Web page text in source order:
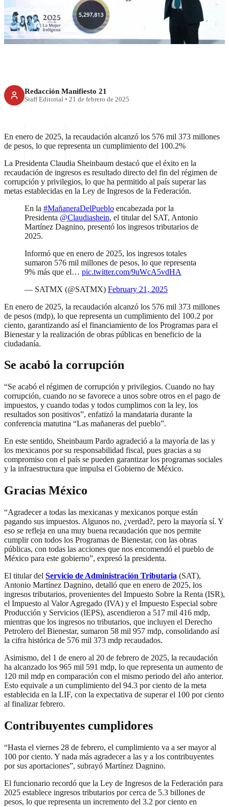
a régimen de no corrupción
Redacción Manifiesto 21
Staff Editorial • 21 de febrero de 2025
En enero de 2025, la recaudación alcanzó los 576 mil 373 millones
de pesos, lo que representa un cumplimiento del 100.2%
La Presidenta Claudia Sheinbaum destacó que el éxito en la
recaudación de ingresos es resultado directo del fin del régimen de
corrupción y privilegios, lo que ha permitido al país superar las
metas establecidas en la Ley de Ingresos de la Federación.
En la #MañaneraDelPueblo encabezada por la
Presidenta @Claudiashein, el titular del SAT, Antonio
Martínez Dagnino, presentó los ingresos tributarios de
2025.
Informó que en enero de 2025, los ingresos totales
sumaron 576 mil millones de pesos, lo que representa
9% más que el… pic.twitter.com/9uWcA5vdHA
— SATMX (@SATMX) February 21, 2025
En enero de 2025, la recaudación alcanzó los 576 mil 373 millones
de pesos (mdp), lo que representa un cumplimiento del 100.2 por
ciento, garantizando así el financiamiento de los Programas para el
Bienestar y la realización de obras públicas en beneficio de la
ciudadanía.
Se acabó la corrupción
“Se acabó el régimen de corrupción y privilegios. Cuando no hay
corrupción, cuando no se favorece a unos sobre otros en el pago de
impuestos, y cuando todas y todos cumplimos con la ley, los
resultados son positivos”, enfatizó la mandataria durante la
conferencia matutina “Las mañaneras del pueblo”.
En este sentido, Sheinbaum Pardo agradeció a la mayoría de las y
los mexicanos por su responsabilidad fiscal, pues gracias a su
compromiso con el país se pueden garantizar los programas sociales
y la infraestructura que impulsa el Gobierno de México.
Gracias México
“Agradecer a todas las mexicanas y mexicanos porque están
pagando sus impuestos. Algunos no, ¿verdad?, pero la mayoría sí. Y
eso se refleja en una muy buena recaudación que nos permite
cumplir con todos los Programas de Bienestar, con las obras
públicas, con todas las acciones que nos encomendó el pueblo de
México para este gobierno”, expresó la presidenta.
El titular del Servicio de Administración Tributaria (SAT),
Antonio Martínez Dagnino, detalló que en enero de 2025, los
ingresos tributarios, provenientes del Impuesto Sobre la Renta (ISR),
el Impuesto al Valor Agregado (IVA) y el Impuesto Especial sobre
Producción y Servicios (IEPS), ascendieron a 517 mil 416 mdp,
mientras que los ingresos no tributarios, que incluyen el Derecho
Petrolero del Bienestar, sumaron 58 mil 957 mdp, consolidando así
la cifra histórica de 576 mil 373 mdp recaudados.
Asimismo, del 1 de enero al 20 de febrero de 2025, la recaudación
ha alcanzado los 965 mil 591 mdp, lo que representa un aumento de
120 mil mdp en comparación con el mismo periodo del año anterior.
Esto equivale a un cumplimiento del 94.3 por ciento de la meta
establecida en la LIF, con la expectativa de superar el 100 por ciento
al finalizar febrero.
Contribuyentes cumplidores
“Hasta el viernes 28 de febrero, el cumplimiento va a ser mayor al
100 por ciento. Y nada más agradecer a las y a los contribuyentes
por sus aportaciones”, subrayó Martínez Dagnino.
El funcionario recordó que la Ley de Ingresos de la Federación para
2025 establece ingresos tributarios por cerca de 5.3 billones de
pesos, lo que representa un incremento del 3.2 por ciento en